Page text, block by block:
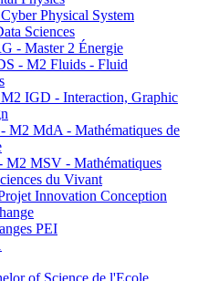
Physical System
Sciences
- Master 2 Énergie
- M2 Fluids - Fluid
IGD - Interaction, Graphic
M2 MdA - Mathématiques de
MSV - Mathématiques
du Vivant
Innovation Conception
PEI
of Science de l'Ecole